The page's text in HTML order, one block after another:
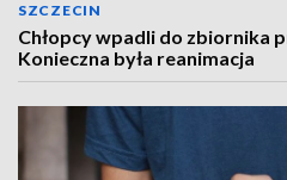
SZCZECIN
Chłopcy wpadli do zbiornika
Konieczna była reanimacja